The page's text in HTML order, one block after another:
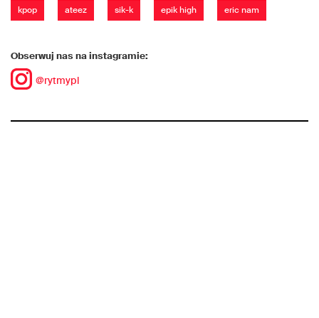
kpop ateez sik-k epik high eric nam
Obserwuj nas na instagramie:
@rytmypl